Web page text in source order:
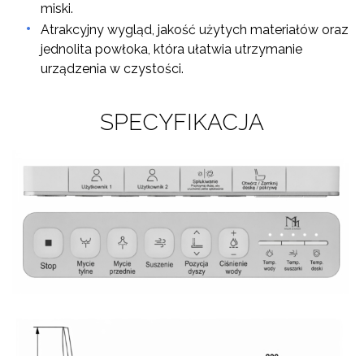
miski.
Atrakcyjny wygląd, jakość użytych materiałów oraz
jednolita powłoka, która ułatwia utrzymanie
urządzenia w czystości.
SPECYFIKACJA